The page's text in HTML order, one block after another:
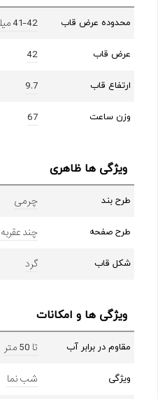
محدوده عرض قاب 41-42 میلیمتر
عرض قاب 42
ارتفاع قاب 9.7
وزن ساعت 67
ویژگی ها ظاهری
طرح بند چرمی
طرح صفحه چند عقربه
شکل قاب گرد
ویژگی ها و امکانات
مقاوم در برابر آب تا 50 متر
ویژگی شب نما